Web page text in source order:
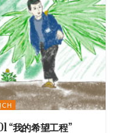
“我的希望工程”